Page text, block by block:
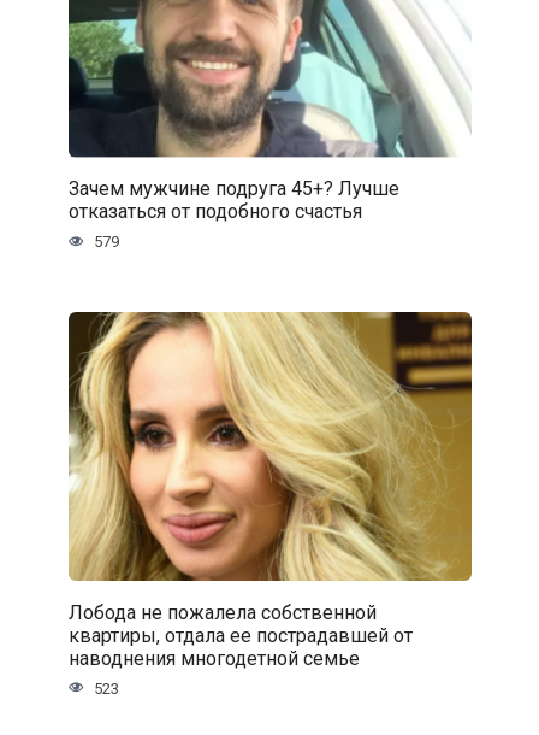
Зачем мужчине подруга 45+? Лучше
отказаться от подобного счастья
579
Лобода не пожалела собственной
квартиры, отдала ее пострадавшей от
наводнения многодетной семье
523